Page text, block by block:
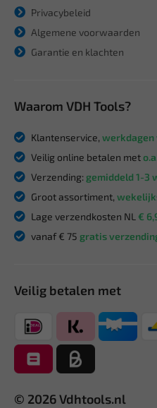
Privacybeleid
Algemene voorwaarden
Garantie en klachten
Waarom VDH Tools?
Klantenservice, werkdagen
Veilig online betalen met
Verzending: gemiddeld 1-3
Groot assortiment,
Lage verzendkosten NL €
vanaf € 75 gratis
Veilig betalen met
© 2026 Vdhtools.nl